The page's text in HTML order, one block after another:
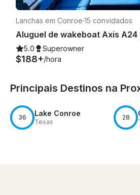
Lanchas em Conroe·15 convidados
5.0 Superowner
$188+/hora
Principais Destinos na
36 Lake Conroe
Texas
28